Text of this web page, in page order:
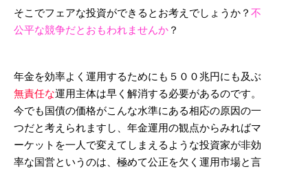
そこでフェアな投資ができるとお考えでしょうか？ 不
公平な競争だとおもわれませんか ？
年金を効率よく運用するためにも５００兆円にも及ぶ
無責任な運用主体は早く解消する必要があるのです。
今でも国債の価格がこんな水準にある相応の原因の一
つだと考えられますし、年金運用の観点からみればマ
ーケットを一人で変えてしまえるような投資家が非効
率な国営というのは、極めて公正を欠く運用市場と言